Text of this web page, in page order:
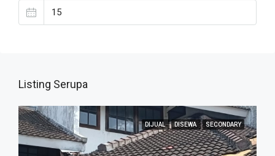
Listing Serupa
DIJUAL DISEWA SECONDARY